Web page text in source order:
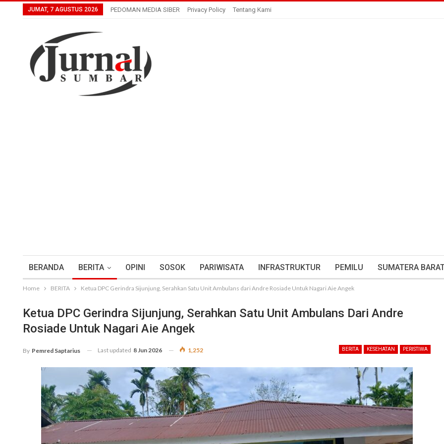
JUMAT, 7 AGUSTUS 2026 PEDOMAN MEDIA SIBER Privacy Policy Tentang Kami
BERANDA BERITA OPINI SOSOK PARIWISATA INFRASTRUKTUR PEMILU SUMATERA
Home BERITA Ketua DPC Gerindra Sijunjung, Serahkan Satu Unit Ambulans dari Andre Rosiade Untuk Nagari Aie Angek
Ketua DPC Gerindra Sijunjung, Serahkan Satu Unit Ambulans Dari Andre
Rosiade Untuk Nagari Aie Angek
BERITA KESEHATAN PERISTIWA
By Pemred Saptarius Last updated 8 Jun 2026 1,252